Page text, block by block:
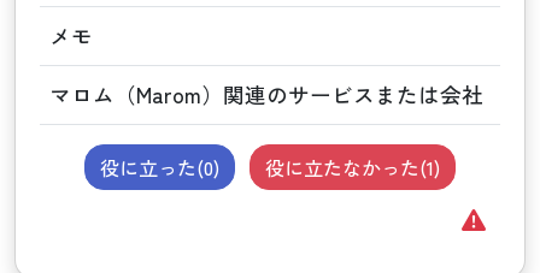
メモ
マロム（Marom）関連のサービスまたは会社
役に立った(0) 役に立たなかった(1)